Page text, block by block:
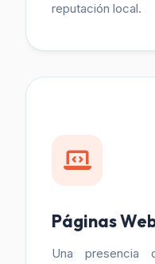
reputación local.
Páginas
Una presencia